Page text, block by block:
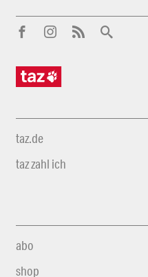
taz.de
taz zahl ich
abo
shop